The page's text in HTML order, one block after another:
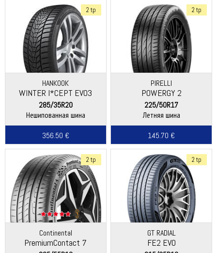
2 tp
HANKOOK
WINTER I*CEPT EVO3
(W330)
285/35R20
Нешипованная шина
356.50 €
2 tp
PIRELLI
POWERGY 2
225/50R17
Летняя шина
145.70 €
2 tp
Continental
PremiumContact 7
2 tp
GT RADIAL
FE2 EVO